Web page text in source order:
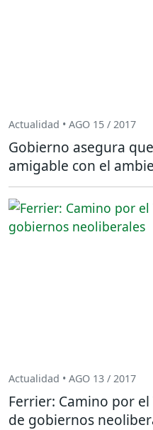
Actualidad • AGO 15 / 2017
Gobierno asegura
amigable con el
Actualidad • AGO 13 / 2017
Ferrier: Camino por
de gobiernos